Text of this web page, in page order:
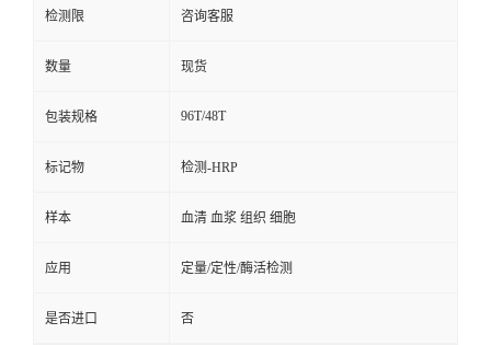
检测限 咨询客服
数量 现货
包装规格 96T/48T
标记物 检测-HRP
样本 血清 血浆 组织 细胞
应用 定量/定性/酶活检测
是否进口 否